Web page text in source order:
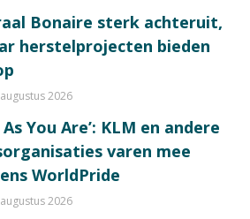
Bonaire sterk achteruit,
herstelprojecten bieden
2026
As You Are’: KLM en andere
varen mee
WorldPride
2026